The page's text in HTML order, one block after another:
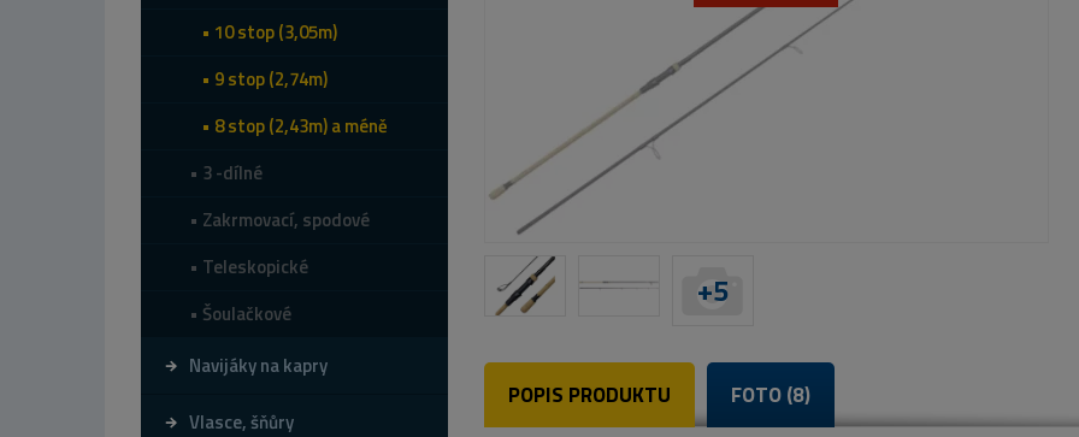
10 stop (3,05m)
9 stop (2,74m)
8 stop (2,43m) a méně
3 -dílné
Zakrmovací, spodové
Teleskopické
Šoulačkové
Navijáky na kapry
Vlasce, šňůry
+5
POPIS PRODUKTU FOTO (8)